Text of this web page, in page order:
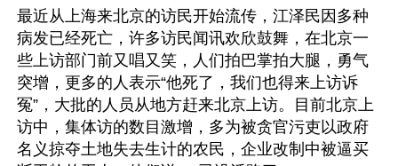
最近从上海来北京的访民开始流传，江泽民因多种
病发已经死亡，许多访民闻讯欢欣鼓舞，在北京一
些上访部门前又唱又笑，人们拍巴掌拍大腿，勇气
突增，更多的人表示“他死了，我们也得来上访诉
冤”，大批的人员从地方赶来北京上访。目前北京上
访中，集体访的数目激增，多为被贪官污吏以政府
名义掠夺土地失去生计的农民，企业改制中被逼买